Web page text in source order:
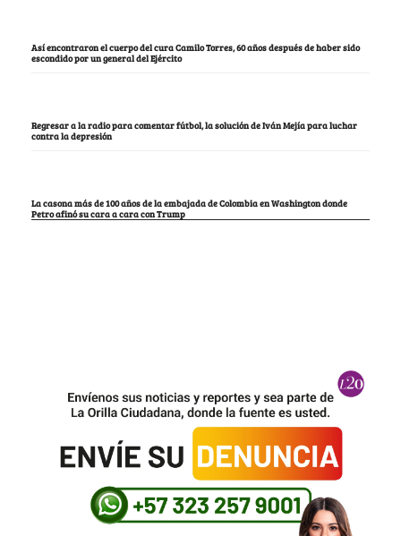
Así encontraron el cuerpo del cura Camilo Torres, 60 años después de haber sido
escondido por un general del Ejército
Regresar a la radio para comentar fútbol, la solución de Iván Mejía para luchar
contra la depresión
La casona más de 100 años de la embajada de Colombia en Washington donde
Petro afinó su cara a cara con Trump